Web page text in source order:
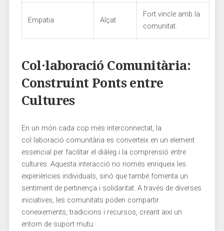
Empatia Alçat
Fort vincle amb ‌la
comunitat.
Col·laboració Comunitària:
Construint Ponts entre
Cultures
En un⁣ món cada cop més interconnectat, la
col·laboració ⁤comunitària‌ es ​converteix en un element
essencial per facilitar el diàleg i la ⁢comprensió entre
cultures. Aquesta interacció no ⁤només enriqueix les
experiències individuals, sinó ⁤que també ​fomenta un
sentiment de ‍pertinença i solidaritat.⁣ A través de diverses
iniciatives, les comunitats poden compartir
coneixements, tradicions i recursos, creant així un
entorn de‌ suport mutu.